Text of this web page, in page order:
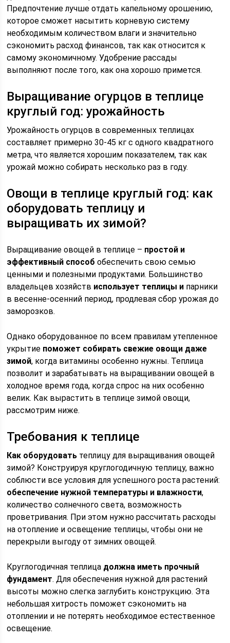
Предпочтение лучше отдать капельному орошению,
которое сможет насытить корневую систему
необходимым количеством влаги и значительно
сэкономить расход финансов, так как относится к
самому экономичному. Удобрение рассады
выполняют после того, как она хорошо примется.
Выращивание огурцов в теплице
круглый год: урожайность
Урожайность огурцов в современных теплицах
составляет примерно 30-45 кг с одного квадратного
метра, что является хорошим показателем, так как
урожай можно собирать несколько раз в году.
Овощи в теплице круглый год: как
оборудовать теплицу и
выращивать их зимой?
Выращивание овощей в теплице – простой и
эффективный способ обеспечить свою семью
ценными и полезными продуктами. Большинство
владельцев хозяйств использует теплицы и парники
в весенне-осенний период, продлевая сбор урожая до
заморозков.
Однако оборудованное по всем правилам утепленное
укрытие поможет собирать свежие овощи даже
зимой, когда витамины особенно нужны. Теплица
позволит и зарабатывать на выращивании овощей в
холодное время года, когда спрос на них особенно
велик. Как вырастить в теплице зимой овощи,
рассмотрим ниже.
Требования к теплице
Как оборудовать теплицу для выращивания овощей
зимой? Конструируя круглогодичную теплицу, важно
соблюсти все условия для успешного роста растений:
обеспечение нужной температуры и влажности,
количество солнечного света, возможность
проветривания. При этом нужно рассчитать расходы
на отопление и освещение теплицы, чтобы они не
перекрыли выгоду от зимних овощей.
Круглогодичная теплица должна иметь прочный
фундамент. Для обеспечения нужной для растений
высоты можно слегка заглубить конструкцию. Эта
небольшая хитрость поможет сэкономить на
отоплении и не потерять необходимое естественное
освещение.